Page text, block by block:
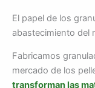
El papel de los
abastecimiento del
Fabricamos
mercado de los
transforman las